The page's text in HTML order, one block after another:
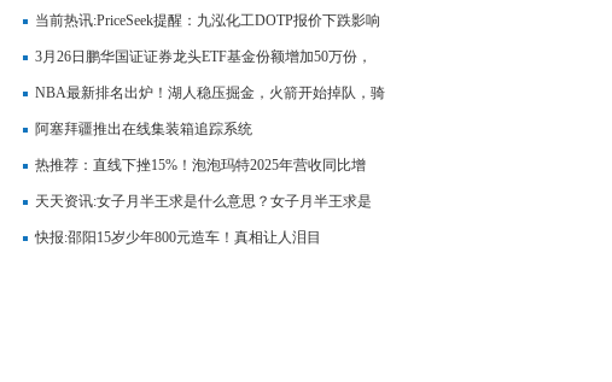
主线
当前热讯:PriceSeek提醒：九泓化工DOTP报价下跌影响
3月26日鹏华国证证券龙头ETF基金份额增加50万份，
重仓股东方财富、中信证券、华泰证券 今头条
NBA最新排名出炉！湖人稳压掘金，火箭开始掉队，骑
士也被甩开
阿塞拜疆推出在线集装箱追踪系统
热推荐：直线下挫15%！泡泡玛特2025年营收同比增
184.7%
天天资讯:女子月半王求是什么意思？女子月半王求是
什么梗？
快报:邵阳15岁少年800元造车！真相让人泪目